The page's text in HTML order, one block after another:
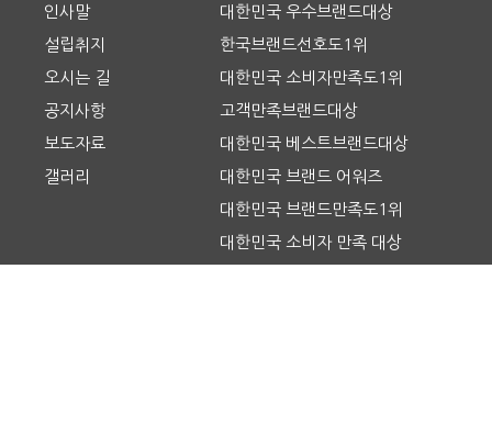
인사말
설립취지
오시는 길
공지사항
보도자료
갤러리
대한민국 우수브랜드대상
한국브랜드선호도1위
대한민국 소비자만족도1위
고객만족브랜드대상
대한민국 베스트브랜드대상
대한민국 브랜드 어워즈
대한민국 브랜드만족도1위
대한민국 소비자 만족 대상